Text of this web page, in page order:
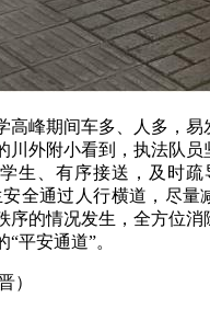
高峰期间车多、人多，
川外附小看到，执法队员
生、有序接送，及时疏
安全通过人行横道，尽量
序的情况发生，全方位消
平安通道”。
）